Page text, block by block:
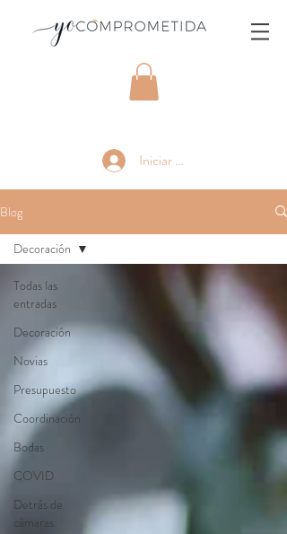
Iniciar sesión
Blog
Todas las
entradas
Decoración
Novias
Presupuesto
Coordinación
Bodas
COVID
Detrás de
cámaras
Decoración